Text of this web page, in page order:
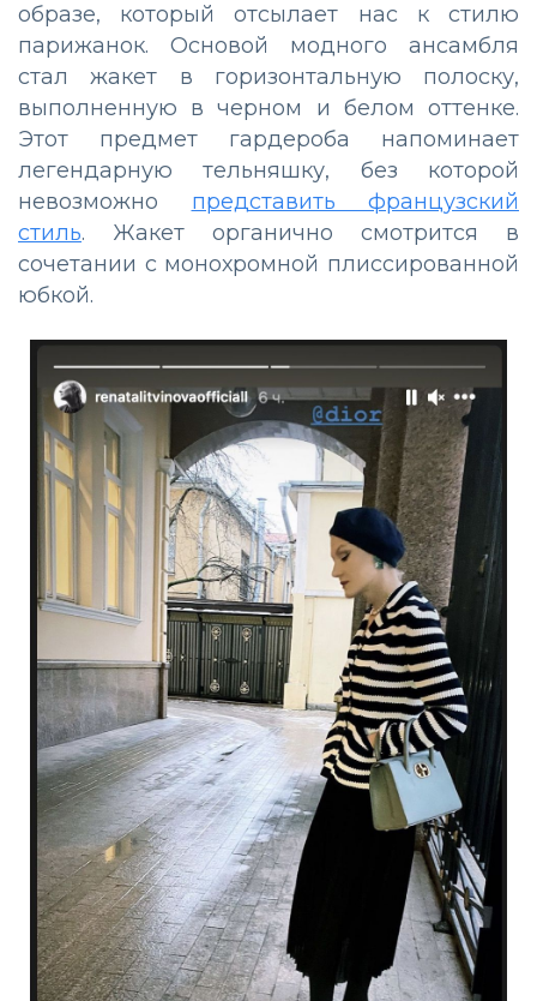
образе, который отсылает нас к стилю
парижанок. Основой модного ансамбля
стал жакет в горизонтальную полоску,
выполненную в черном и белом оттенке.
Этот предмет гардероба напоминает
легендарную тельняшку, без которой
невозможно представить французский
стиль. Жакет органично смотрится в
сочетании с монохромной плиссированной
юбкой.